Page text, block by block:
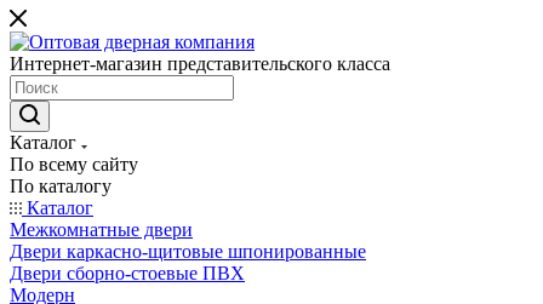
Интернет-магазин представительского класса
Каталог
По всему сайту
По каталогу
Каталог
Межкомнатные двери
Двери каркасно-щитовые шпонированные
Двери сборно-стоевые ПВХ
Модерн